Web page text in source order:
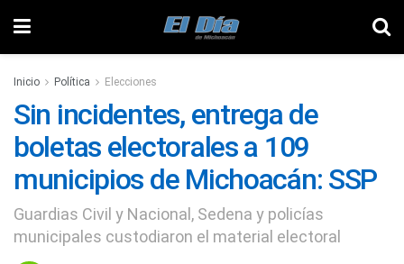
Inicio Política Elecciones
Sin incidentes, entrega de
boletas electorales a 109
municipios de Michoacán: SSP
Guardias Civil y Nacional, Sedena y policías
municipales custodiaron el material electoral